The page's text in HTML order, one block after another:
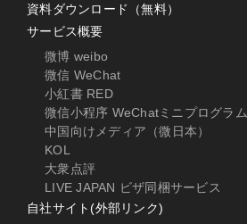
資料ダウンロード（無料）
サービス概要
微博 weibo
微信 WeChat
小紅書 RED
微信小程序 WeChatミニプログラム
中国向けメディア（微日本）
KOL
大衆点評
LIVE JAPAN ビザ同梱サービス
自社サイト(外部リンク)